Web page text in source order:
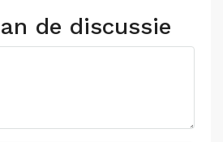
de discussie